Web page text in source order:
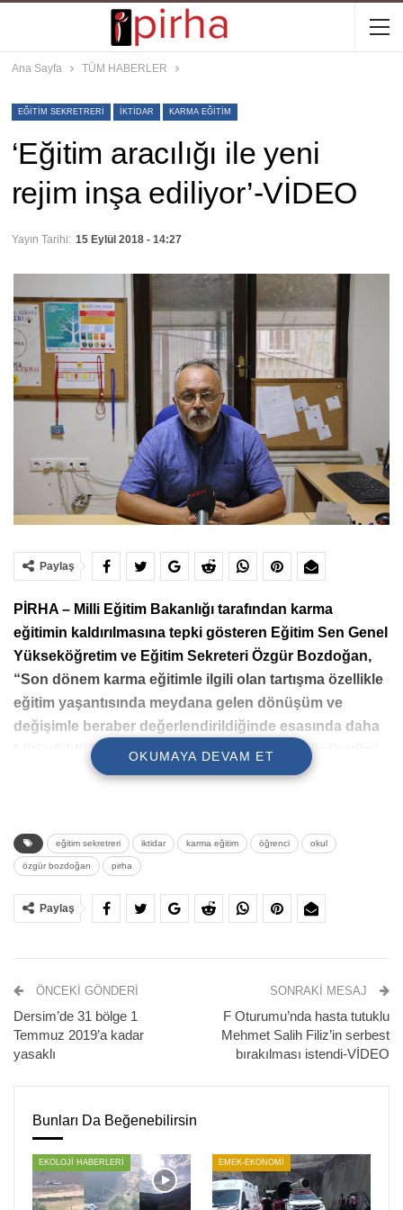
Ana Sayfa TÜM HABERLER
EĞITIM SEKRETRERI IKTIDAR KARMA EĞITIM
‘Eğitim aracılığı ile yeni
rejim inşa ediliyor’-VİDEO
Yayın Tarihi: 15 Eylül 2018 - 14:27
Paylaş
PİRHA – Milli Eğitim Bakanlığı tarafından karma
eğitimin kaldırılmasına tepki gösteren Eğitim Sen Genel
Yükseköğretim ve Eğitim Sekreteri Özgür Bozdoğan,
“Son dönem karma eğitimle ilgili olan tartışma özellikle
eğitim yaşantısında meydana gelen dönüşüm ve
değişimle beraber değerlendirildiğinde esasında daha
bütünlüklü bir tartışmanın şu an sadece görünür yüzü
karşımıza çıkıyor. Eğitim siyasi iktidarın inşa etmeye
Milli Eğitim Bakanlığı’nın (MEB), Resmi Gazete’de
Kapatma ve Ad Verme Yönetmeliğinde Değişiklik
mesleki ve teknik eğitim merkezi ve mesleki eğitim
merkezinde karma eğitim yapılır” maddesi yürürlükten
kaldırıldı.
kaldırılmasına ilişkin Pir Haber Ajansı’na konuştu.
Esasında karma eğitim daha öncede Türkiye’de eğitim
yaşantısı içinde kimi çevreler tarafından tartışılmaya
OKUMAYA DEVAM ET
eğitim sekretreri iktidar karma eğitim öğrenci okul
özgür bozdoğan pirha
Paylaş
ÖNCEKI GÖNDERI
Dersim’de 31 bölge 1
Temmuz 2019’a kadar
yasaklı
SONRAKI MESAJ
F Oturumu’nda hasta tutuklu
Mehmet Salih Filiz’in serbest
bırakılması istendi-VİDEO
Bunları Da Beğenebilirsin
EKOLOJİ HABERLERİ EMEK-EKONOMİ